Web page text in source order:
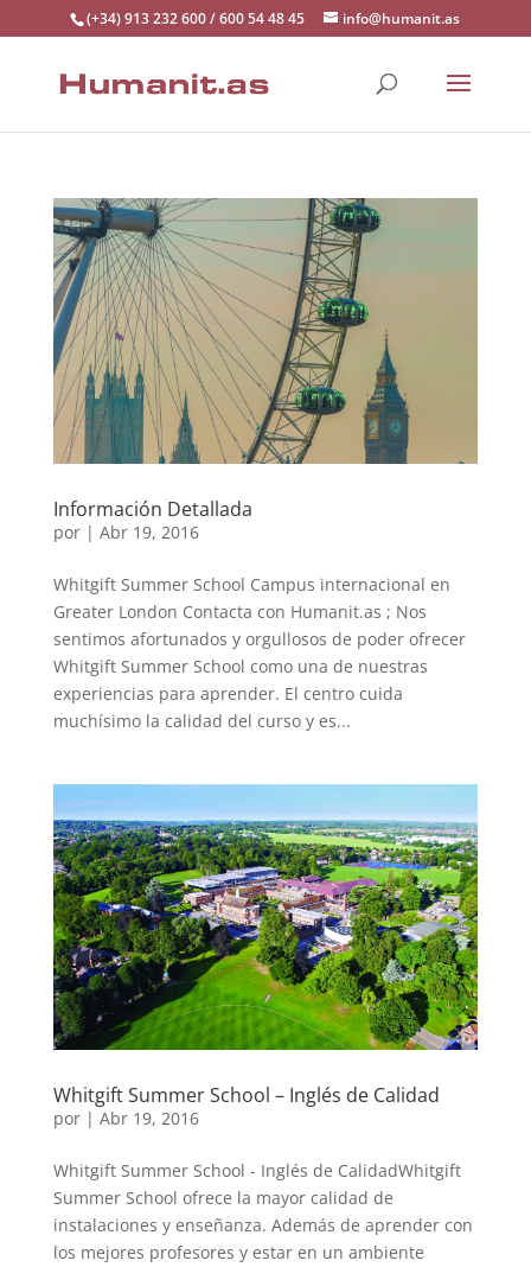
(+34) 913 232 600 / 600 54 48 45 info@humanit.as
Información Detallada
por | Abr 19, 2016
Whitgift Summer School Campus internacional en
Greater London Contacta con Humanit.as ; Nos
sentimos afortunados y orgullosos de poder ofrecer
Whitgift Summer School como una de nuestras
experiencias para aprender. El centro cuida
muchísimo la calidad del curso y es...
Whitgift Summer School – Inglés de Calidad
por | Abr 19, 2016
Whitgift Summer School - Inglés de CalidadWhitgift
Summer School ofrece la mayor calidad de
instalaciones y enseñanza. Además de aprender con
los mejores profesores y estar en un ambiente